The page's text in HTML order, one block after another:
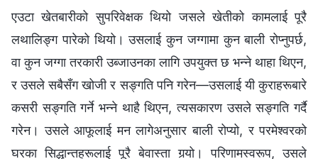
एउटा खेतबारीको सुपरिवेक्षक थियो जसले खेतीको कामलाई पूरै
लथालिङ्ग पारेको थियो। उसलाई कुन जग्गामा कुन बाली रोप्‍नुपर्छ,
वा कुन जग्गा तरकारी उब्जाउनका लागि उपयुक्त छ भन्‍ने थाहा थिएन,
र उसले सबैसँग खोजी र सङ्गति पनि गरेन—उसलाई यी कुराहरूबारे
कसरी सङ्गति गर्ने भन्ने थाहै थिएन, त्यसकारण उसले सङ्गति गर्दै
गरेन। उसले आफूलाई मन लागेअनुसार बाली रोप्यो, र परमेश्‍वरको
घरका सिद्धान्तहरूलाई पूरै बेवास्ता गर्‍यो। परिणामस्वरूप, उसले